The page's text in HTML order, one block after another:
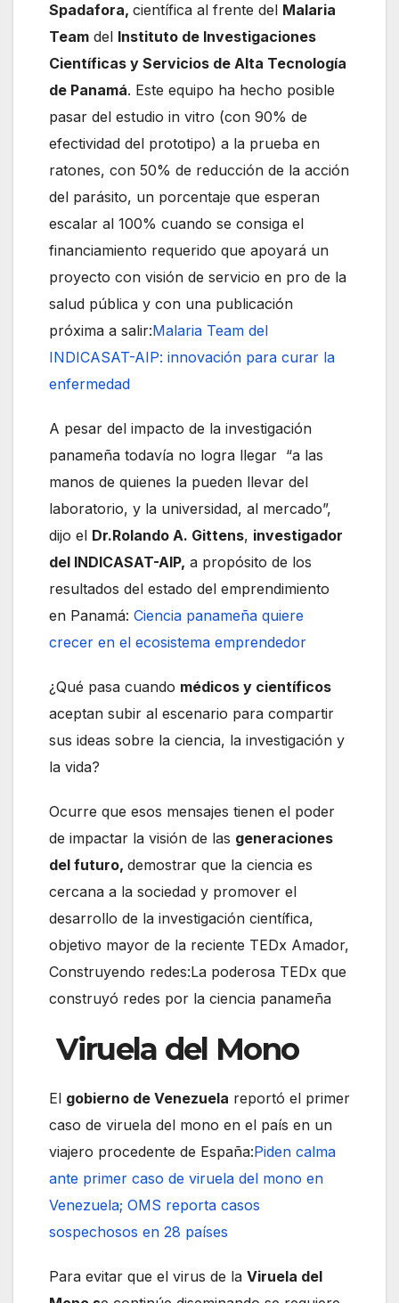
Spadafora, científica al frente del Malaria
Team del Instituto de Investigaciones
Científicas y Servicios de Alta Tecnología
de Panamá. Este equipo ha hecho posible
pasar del estudio in vitro (con 90% de
efectividad del prototipo) a la prueba en
ratones, con 50% de reducción de la acción
del parásito, un porcentaje que esperan
escalar al 100% cuando se consiga el
financiamiento requerido que apoyará un
proyecto con visión de servicio en pro de la
salud pública y con una publicación
próxima a salir:Malaria Team del
INDICASAT-AIP: innovación para curar la
enfermedad
A pesar del impacto de la investigación
panameña todavía no logra llegar “a las
manos de quienes la pueden llevar del
laboratorio, y la universidad, al mercado”,
dijo el Dr.Rolando A. Gittens, investigador
del INDICASAT-AIP, a propósito de los
resultados del estado del emprendimiento
en Panamá: Ciencia panameña quiere
crecer en el ecosistema emprendedor
¿Qué pasa cuando médicos y científicos
aceptan subir al escenario para compartir
sus ideas sobre la ciencia, la investigación y
la vida?
Ocurre que esos mensajes tienen el poder
de impactar la visión de las generaciones
del futuro, demostrar que la ciencia es
cercana a la sociedad y promover el
desarrollo de la investigación científica,
objetivo mayor de la reciente TEDx Amador,
Construyendo redes:La poderosa TEDx que
construyó redes por la ciencia panameña
Viruela del Mono
El gobierno de Venezuela reportó el primer
caso de viruela del mono en el país en un
viajero procedente de España:Piden calma
ante primer caso de viruela del mono en
Venezuela; OMS reporta casos
sospechosos en 28 países
Para evitar que el virus de la Viruela del